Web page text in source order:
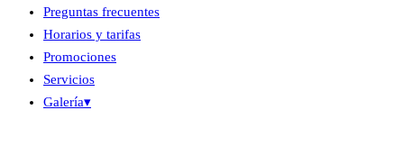
Preguntas frecuentes
Horarios y tarifas
Promociones
Servicios
Galería▾